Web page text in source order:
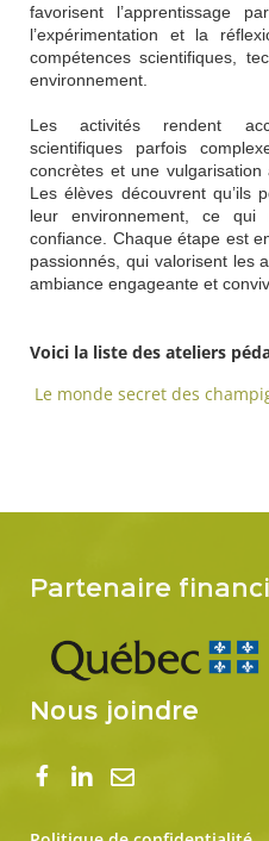
favorisent l’apprentissage
l’expérimentation et la
compétences scientifiques,
environnement.
Les activités rendent
scientifiques parfois
concrètes et une vulgarisation
Les élèves découvrent qu’ils
leur environnement, ce
confiance. Chaque étape est
passionnés, qui valorisent les
ambiance engageante et
Voici la liste des ateliers
Le monde secret des
Partenaire
Nous joindre